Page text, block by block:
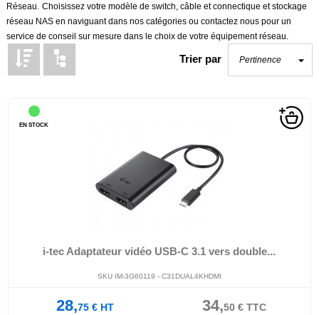
Réseau. Choisissez votre modèle de switch, câble etconnectique et stockage
réseau NASen naviguant dans nos catégories ou contactez nous pour un
service de conseil sur mesure dans le choix de votre équipement réseau.
Trier par
i-tec Adaptateur vidéo USB-C 3.1 vers double...
SKU IM-3G60119 - C31DUAL4KHDMI
28,75€HT 34,50€TTC
EN STOCK